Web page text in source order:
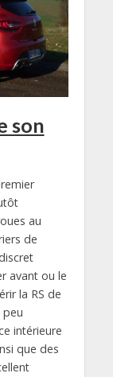
son
au
de
avant ou le
la RS de
peu
intérieure
que des